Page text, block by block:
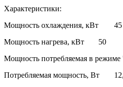
Характеристики:
Мощность охлаждения, кВт
45
Мощность нагрева, кВт
50
Мощность потребляемая в
Потребляемая мощность, Вт